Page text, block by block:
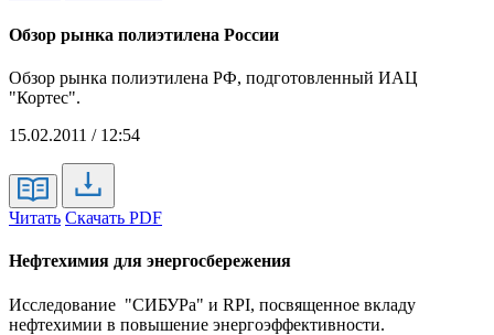
Обзор рынка полиэтилена России
Обзор рынка полиэтилена РФ, подготовленный ИАЦ
"Кортес".
15.02.2011 / 12:54
Читать Скачать PDF
Нефтехимия для энергосбережения
Исследование "СИБУРа" и RPI, посвященное вкладу
нефтехимии в повышение энергоэффективности.